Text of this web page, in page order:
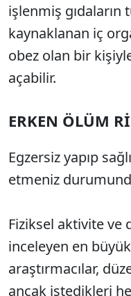
işlenmiş
kaynaklanan iç
obez olan bir
açabilir.
ERKEN ÖLÜM
Egzersiz yapıp
etmeniz
Fiziksel aktivite
inceleyen en
araştırmacılar,
ancak istedikleri